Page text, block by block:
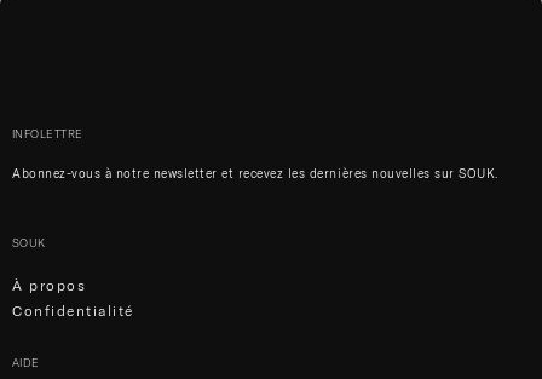
INFOLETTRE
Abonnez-vous à notre newsletter et recevez les dernières nouvelles sur SOUK.
SOUK
À propos
Confidentialité
AIDE